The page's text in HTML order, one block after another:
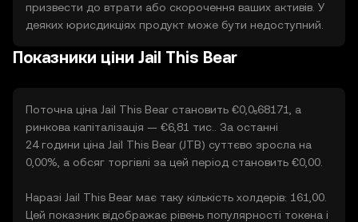
призвести до втрати або скорочення ваших активів. У
деяких юрисдикціях продукт може бути недоступний.
Показники ціни Jail This Bear
Поточна ціна Jail This Bear становить €0,0₅68171, а
ринкова капіталізація — €6,81 тис.. За останні
24 години ціна Jail This Bear (JTB) суттєво зросла на
0,00%, а обсяг торгівлі за цей період становить €0,00.
Наразі Jail This Bear має таку кількість холдерів: 161,00.
Цей показник відображає рівень популярності токена і